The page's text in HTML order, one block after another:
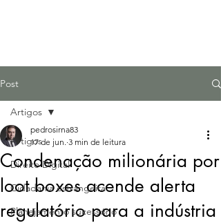
Post
Artigos
Direito Digital
Cidadania estrangeira
Planejamento sucessório
Artigos
Condenação milionária por
loot boxes acende alerta
regulatório para a indústria
pedrosirna83
17 de jun. 3 min de leitura